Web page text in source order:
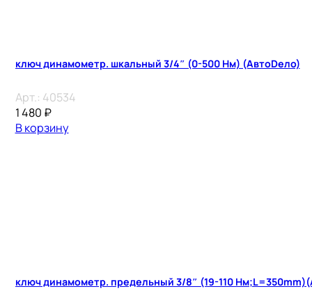
ключ динамометр. шкальный 3/4″ (0-500 Нм) (АвтоDело)
Арт.: 40534
1 480 ₽
В корзину
ключ динамометр. предельный 3/8″ (19-110